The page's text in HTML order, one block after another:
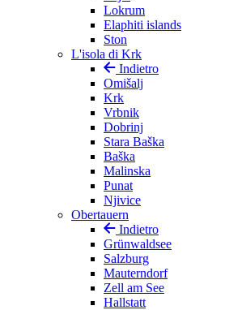
Lokrum
Elaphiti islands
Ston
L'isola di Krk
Indietro
Omišalj
Krk
Vrbnik
Dobrinj
Stara Baška
Baška
Malinska
Punat
Njivice
Obertauern
Indietro
Grünwaldsee
Salzburg
Mauterndorf
Zell am See
Hallstatt